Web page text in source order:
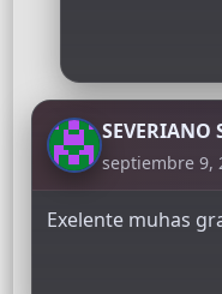
SEVERIANO
septiembre 9,
Exelente muhas